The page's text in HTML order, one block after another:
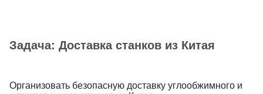
Задача: Доставка станков из Китая
Организовать безопасную доставку углообжимного и